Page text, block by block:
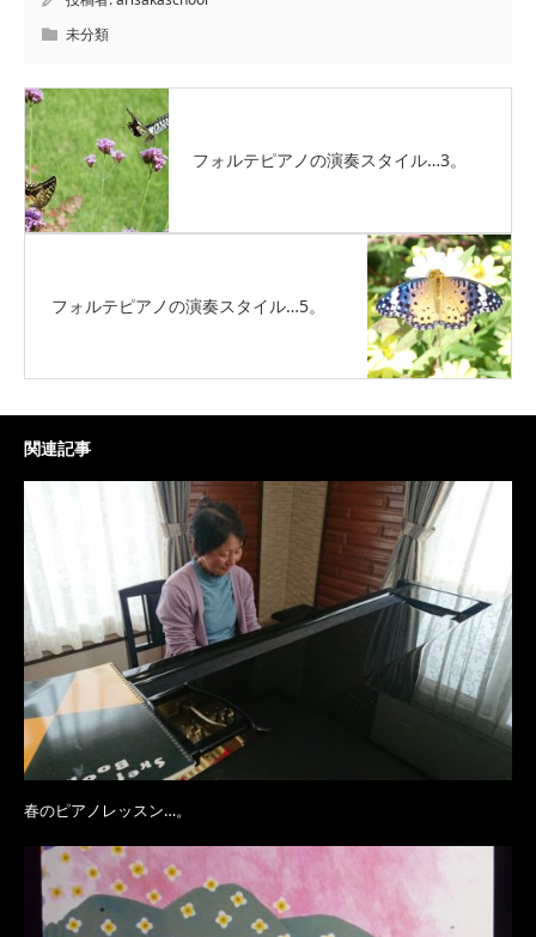
未分類
フォルテピアノの演奏スタイル…3。
フォルテピアノの演奏スタイル…5。
関連記事
春のピアノレッスン…。